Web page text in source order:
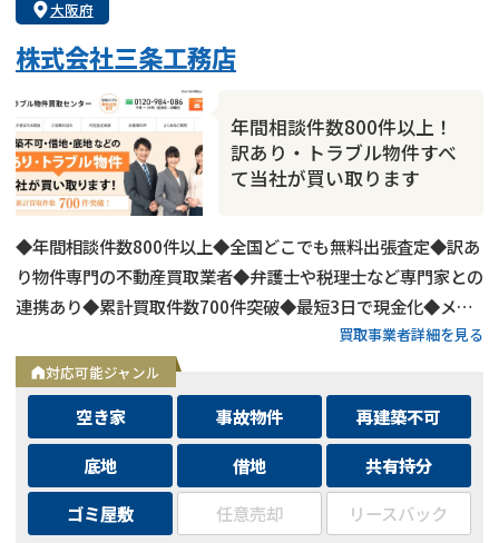
大阪府
株式会社三条工務店
年間相談件数800件以上！
訳あり・トラブル物件すべ
て当社が買い取ります
◆年間相談件数800件以上◆全国どこでも無料出張査定◆訳あ
り物件専門の不動産買取業者◆弁護士や税理士など専門家との
連携あり◆累計買取件数700件突破◆最短3日で現金化◆メー
買取事業者詳細を見る
対応可能ジャンル
空き家 事故物件
再建築不可
底地
借地
共有持分
ゴミ屋敷
任意売却 リースバック
訳あり物件のお悩みならこちら
営業時間外（メール問合せなら24時間受付）
0120-543-191 メール